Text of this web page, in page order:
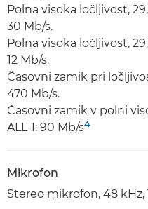
Polna visoka ločljivost,
30 Mb/s.
Polna visoka ločljivost,
12 Mb/s.
Časovni zamik pri
470 Mb/s.
Časovni zamik v polni
ALL-I: 90 Mb/s4
Mikrofon
Stereo mikrofon, 48 kHz,